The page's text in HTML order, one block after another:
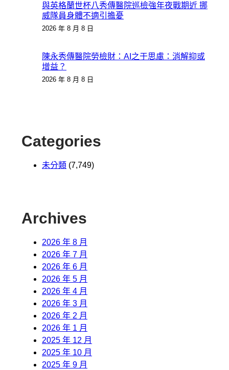
與英格蘭世杯八秀傳醫院巡檢強年夜戰期近 挪
威隊員身體不適引擔憂
2026 年 8 月 8 日
陳永秀傳醫院勞檢財：AI之于思慮：消解抑或
增益？
2026 年 8 月 8 日
Categories
未分類 (7,749)
Archives
2026 年 8 月
2026 年 7 月
2026 年 6 月
2026 年 5 月
2026 年 4 月
2026 年 3 月
2026 年 2 月
2026 年 1 月
2025 年 12 月
2025 年 10 月
2025 年 9 月